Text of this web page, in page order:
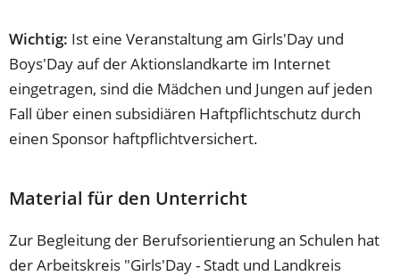
Wichtig: Ist eine Veranstaltung am Girls'Day und
Boys'Day auf der Aktionslandkarte im Internet
eingetragen, sind die Mädchen und Jungen auf jeden
Fall über einen subsidiären Haftpflichtschutz durch
einen Sponsor haftpflichtversichert.
Material für den Unterricht
Zur Begleitung der Berufsorientierung an Schulen hat
der Arbeitskreis "Girls'Day - Stadt und Landkreis